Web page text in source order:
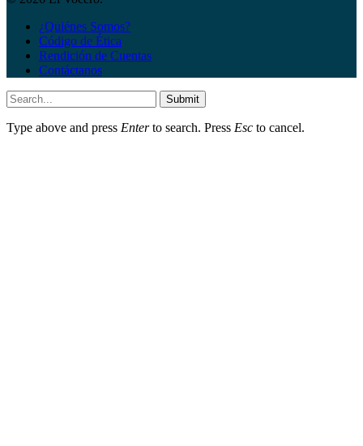
¿Quiénes Somos?
Código de Ética
Rendición de Cuentas
Contáctanos
Submit
Type above and press Enterto search. Press Esc to cancel.